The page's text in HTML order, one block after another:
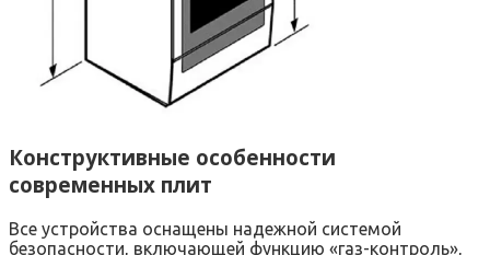
Конструктивные особенности
современных плит
Все устройства оснащены надежной системой
безопасности, включающей функцию «газ-контроль»,